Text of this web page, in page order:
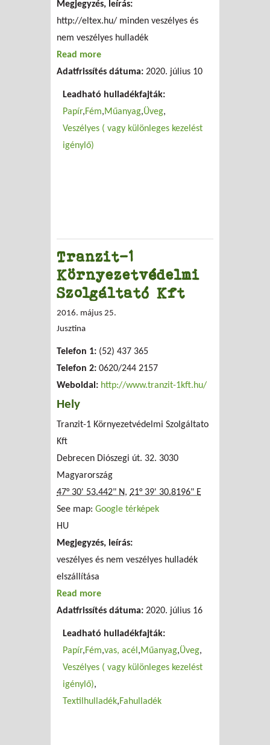
Megjegyzés, leírás:
http://eltex.hu/ minden veszélyes és
nem veszélyes hulladék
Read more
Adatfrissítés dátuma: 2020. július 10
Leadható hulladékfajták:
Papír Fém Műanyag Üveg
Veszélyes ( vagy különleges kezelést
igénylő)
Tranzit-1
Környezetvédelmi
Szolgáltató Kft
2016. május 25.
Jusztina
Telefon 1: (52) 437 365
Telefon 2: 0620/244 2157
Weboldal: http://www.tranzit-1kft.hu/
Hely
Tranzit-1 Környezetvédelmi Szolgáltato
Kft
Debrecen Diószegi út. 32. 3030
Magyarország
47° 30' 53.442" N, 21° 39' 30.8196" E
See map: Google térképek
HU
Megjegyzés, leírás:
veszélyes és nem veszélyes hulladék
elszállítása
Read more
Szolgáltató Kft
Adatfrissítés dátuma: 2020. július 16
Leadható hulladékfajták:
Papír Fém vas, acél Műanyag Üveg
Veszélyes ( vagy különleges kezelést
igénylő)
Textilhulladék Fahulladék